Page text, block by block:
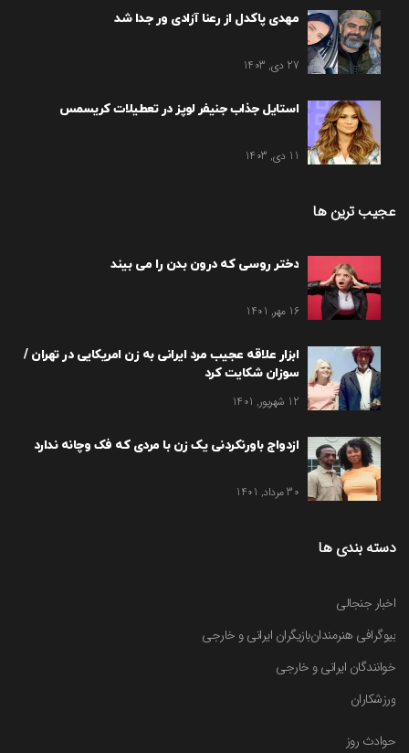
مهدی پاکدل از رعنا آزادی ور جدا شد
27 دی, 1403
استایل جذاب جنیفر لوپز در تعطیلات کریسمس
11 دی, 1403
عجیب ترین ها
دختر روسی که درون بدن را می بیند
16 مهر, 1401
ابزار علاقه عجیب مرد ایرانی به زن امریکایی در تهران /
سوزان شکایت کرد
12 شهریور, 1401
ازدواج باورنکردنی یک زن با مردی که فک وچانه ندارد
30 مرداد, 1401
دسته بندی ها
اخبار جنجالی
بیوگرافی هنرمندانبازیگران ایرانی و خارجی
خوانندگان ایرانی و خارجی
ورزشکاران
حوادث روز